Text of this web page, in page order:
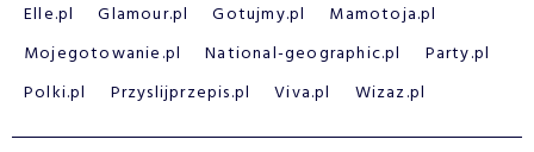
Elle.pl Glamour.pl Gotujmy.pl
Mamotoja.pl
Mojegotowanie.pl
National-geographic.pl
Party.pl
Polki.pl
Przyslijprzepis.pl Viva.pl Wizaz.pl